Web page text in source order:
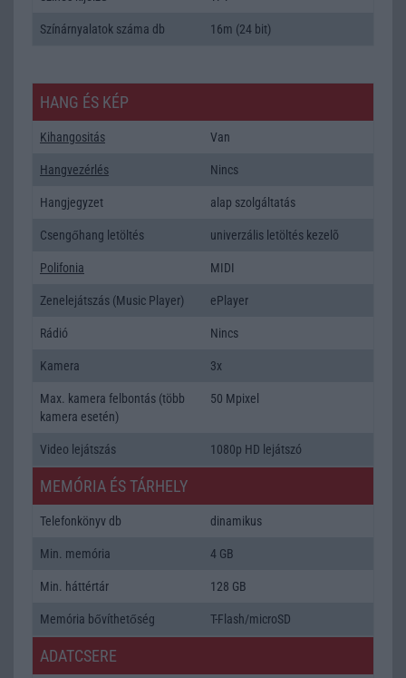
Színárnyalatok száma db 16m (24 bit)
HANG ÉS KÉP
Kihangositás Van
Hangvezérlés Nincs
Hangjegyzet alap szolgáltatás
Csengőhang letöltés univerzális letöltés kezelõ
Polifonia MIDI
Zenelejátszás (Music Player) ePlayer
Rádió Nincs
Kamera 3x
Max. kamera felbontás (több
kamera esetén)
50 Mpixel
Video lejátszás 1080p HD lejátszó
MEMÓRIA ÉS TÁRHELY
Telefonkönyv db dinamikus
Min. memória 4 GB
Min. háttértár 128 GB
Memória bővíthetőség T-Flash/microSD
ADATCSERE